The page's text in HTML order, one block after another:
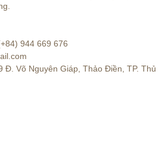
944 669 676
Đ. Võ Nguyên Giáp, Thảo Điền, TP. Thủ